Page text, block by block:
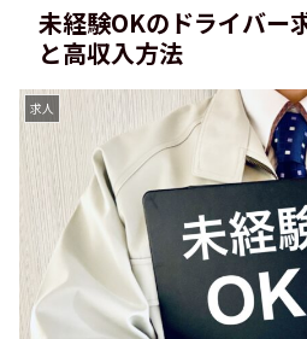
未経験OKのドライバー
と高収入方法
求人